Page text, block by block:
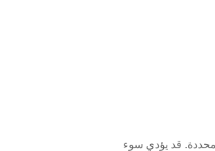
محددة. قد يؤدي سوء